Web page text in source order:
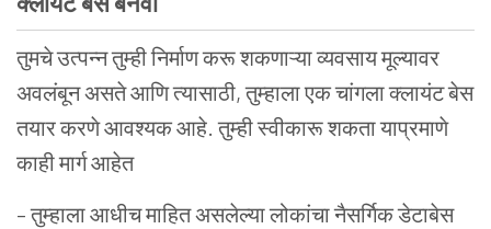
तुमचे उत्पन्न तुम्ही निर्माण करू शकणाऱ्या व्यवसाय मूल्यावर
अवलंबून असते आणि त्यासाठी, तुम्हाला एक चांगला क्लायंट बेस
तयार करणे आवश्यक आहे. तुम्ही स्वीकारू शकता याप्रमाणे
काही मार्ग आहेत
– तुम्हाला आधीच माहित असलेल्या लोकांचा नैसर्गिक डेटाबेस